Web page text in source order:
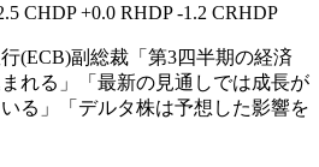
CHDP +0.0 RHDP -1.2 CRHDP
(ECB)副総裁「第3四半期の経済
れる」「最新の見通しでは成長が
る」「デルタ株は予想した影響を